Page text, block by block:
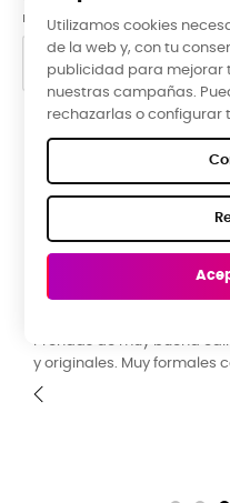
nuestra información de
ROBERTO EG, hace 3 meses
Prendas de muy buena
y originales. Muy formales
Utilizamos cookies
de la web y, con tu
publicidad para mejorar
nuestras campañas.
rechazarlas o configurar